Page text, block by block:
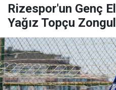
Rizespor'un Genç
Yağız Topçu